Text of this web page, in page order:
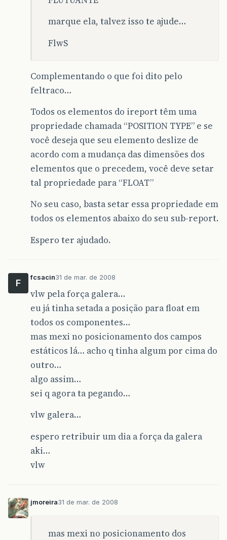
marque ela, talvez isso te ajude…
FlwS
Complementando o que foi dito pelo
feltraco…
Todos os elementos do ireport têm uma
propriedade chamada “POSITION TYPE” e se
você deseja que seu elemento deslize de
acordo com a mudança das dimensões dos
elementos que o precedem, você deve setar
tal propriedade para “FLOAT”
No seu caso, basta setar essa propriedade em
todos os elementos abaixo do seu sub-report.
Espero ter ajudado.
F
fcsacin31 de mar. de 2008
vlw pela força galera…
eu já tinha setada a posição para float em
todos os componentes…
mas mexi no posicionamento dos campos
estáticos lá… acho q tinha algum por cima do
outro…
algo assim…
sei q agora ta pegando…
vlw galera…
espero retribuir um dia a força da galera
aki…
vlw
jmoreira31 de mar. de 2008
mas mexi no posicionamento dos